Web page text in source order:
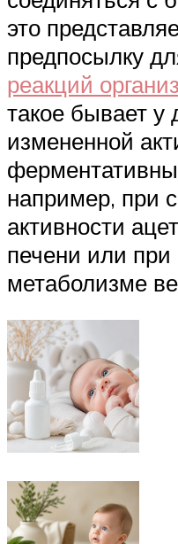
это
предпосылку
реакций
такое бывает у
измененной
например, при
активности
печени или
метаболизме